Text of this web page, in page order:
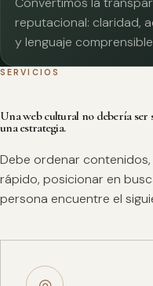
reputacional: claridad,
y lenguaje
SERVICIOS
Una web cultural no debería ser
una estrategia.
Debe ordenar
rápido, posicionar en
persona encuentre el